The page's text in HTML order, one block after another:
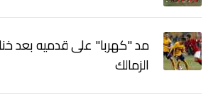
مد "كهربا" على قدميه بعد
الزمالك